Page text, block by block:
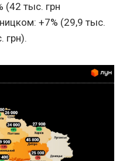
(42 тыс. грн
+7% (29,9 тыс.
грн).